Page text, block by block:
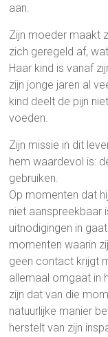
aan.
Zijn moeder maakt
zich geregeld af,
Haar kind is vanaf
zijn jonge jaren al
kind deelt de pijn
voeden.
Zijn missie in dit
hem waardevol is:
gebruiken.
Op momenten dat
niet aanspreekbaar
uitnodigingen in
momenten waarin
geen contact krijgt
allemaal omgaat in
zijn dat van die
natuurlijke manier
herstelt van zijn